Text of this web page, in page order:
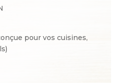
pour vos cuisines,